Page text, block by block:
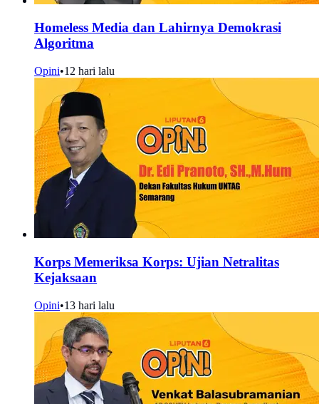
Homeless Media dan Lahirnya Demokrasi
Algoritma
Opini•12 hari lalu
Korps Memeriksa Korps: Ujian Netralitas
Kejaksaan
Opini•13 hari lalu